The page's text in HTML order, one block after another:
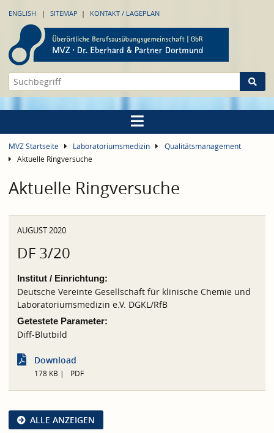
ENGLISH SITEMAP KONTAKT / LAGEPLAN
MVZ Startseite Laboratoriumsmedizin
Qualitätsmanagement
Aktuelle Ringversuche
Aktuelle Ringversuche
AUGUST 2020
DF 3/20
Institut / Einrichtung:
Deutsche Vereinte Gesellschaft für klinische Chemie und
Laboratoriumsmedizin e.V. DGKL/RfB
Getestete Parameter:
Diff-Blutbild
Download
178 KB PDF
ALLE ANZEIGEN